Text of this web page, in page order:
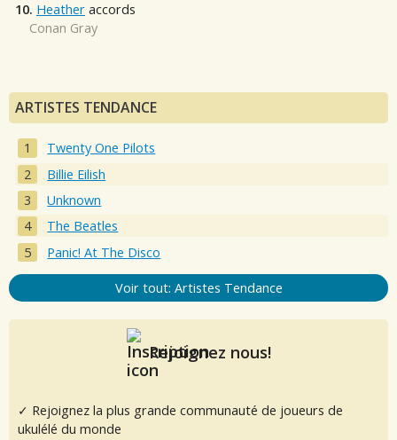
10. Heather accords
Conan Gray
ARTISTES TENDANCE
Twenty One Pilots
Billie Eilish
Unknown
The Beatles
Panic! At The Disco
Voir tout: Artistes Tendance
Rejoignez nous!
✓ Rejoignez la plus grande communauté de joueurs de
ukulélé du monde